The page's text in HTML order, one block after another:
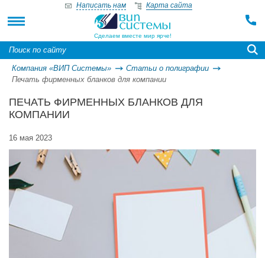
Сделаем вместе мир ярче!
Написать нам Карта сайта
Компания «ВИП Системы»
Статьи о полиграфии
Печать фирменных бланков для компании
ПЕЧАТЬ ФИРМЕННЫХ БЛАНКОВ ДЛЯ
КОМПАНИИ
16 мая 2023